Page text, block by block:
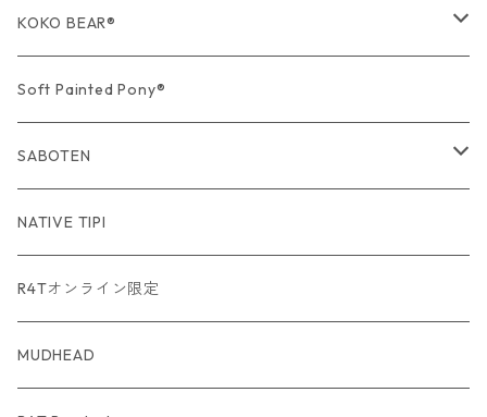
期間限定商品
KOKO BEAR®
USA Fabric series数量限定
Soft Painted Pony®
SABOTEN
USA Fabric series数量限定
NATIVE TIPI
R4Tオンライン限定
MUDHEAD